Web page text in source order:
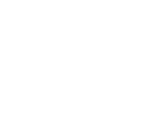
de los dos “asistentes
ayudaron a dirigir las
el retiro y las oraciones
sinodal de este mes,
María Grazia Angelini, de
aseguró a los delegados